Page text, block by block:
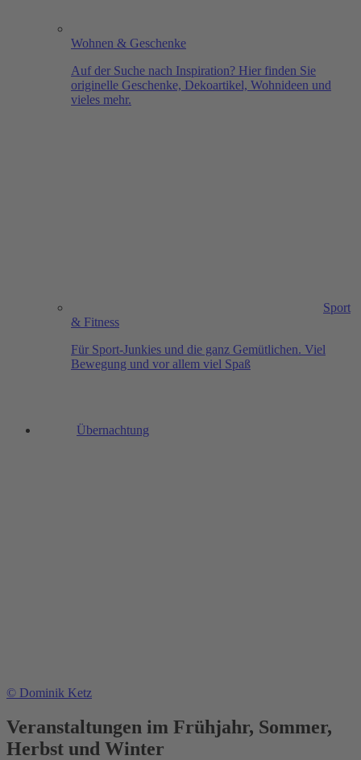
Wohnen & Geschenke
Auf der Suche nach Inspiration? Hier finden Sie
originelle Geschenke, Dekoartikel, Wohnideen und
vieles mehr.
Sport
& Fitness
Für Sport-Junkies und die ganz Gemütlichen. Viel
Bewegung und vor allem viel Spaß
Übernachtung
© Dominik Ketz
Veranstaltungen im Frühjahr, Sommer,
Herbst und Winter